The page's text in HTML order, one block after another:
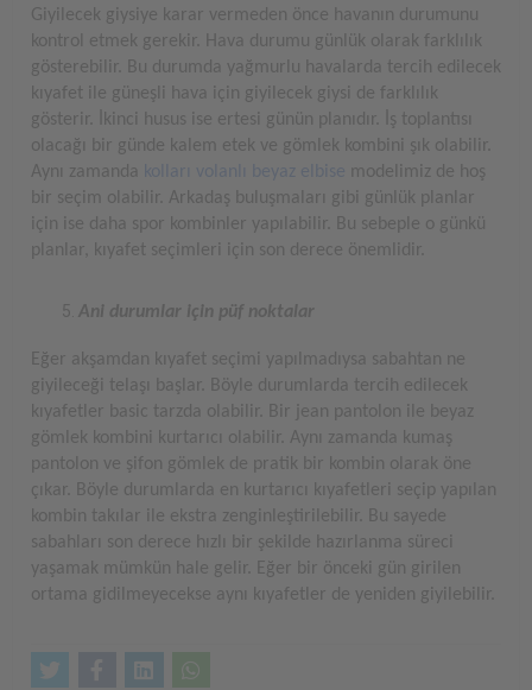
Giyilecek giysiye karar vermeden önce havanın durumunu
kontrol etmek gerekir. Hava durumu günlük olarak farklılık
gösterebilir. Bu durumda yağmurlu havalarda tercih edilecek
kıyafet ile güneşli hava için giyilecek giysi de farklılık
gösterir. İkinci husus ise ertesi günün planıdır. İş toplantısı
olacağı bir günde kalem etek ve gömlek kombini şık olabilir.
Aynı zamanda kolları volanlı beyaz elbise modelimiz de hoş
bir seçim olabilir. Arkadaş buluşmaları gibi günlük planlar
için ise daha spor kombinler yapılabilir. Bu sebeple o günkü
planlar, kıyafet seçimleri için son derece önemlidir.
Ani durumlar için püf noktalar
Eğer akşamdan kıyafet seçimi yapılmadıysa sabahtan ne
giyileceği telaşı başlar. Böyle durumlarda tercih edilecek
kıyafetler basic tarzda olabilir. Bir jean pantolon ile beyaz
gömlek kombini kurtarıcı olabilir. Aynı zamanda kumaş
pantolon ve şifon gömlek de pratik bir kombin olarak öne
çıkar. Böyle durumlarda en kurtarıcı kıyafetleri seçip yapılan
kombin takılar ile ekstra zenginleştirilebilir. Bu sayede
sabahları son derece hızlı bir şekilde hazırlanma süreci
yaşamak mümkün hale gelir. Eğer bir önceki gün girilen
ortama gidilmeyecekse aynı kıyafetler de yeniden giyilebilir.